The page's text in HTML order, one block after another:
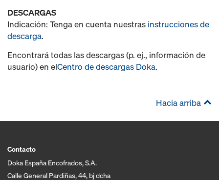
DESCARGAS
Indicación: Tenga en cuenta nuestras instrucciones de
descarga.
Encontrará todas las descargas (p. ej., información de
usuario) en elCentro de descargas Doka.
Hacia arriba
Contacto
Doka España Encofrados, S.A.
Calle General Pardiñas, 44, bj dcha